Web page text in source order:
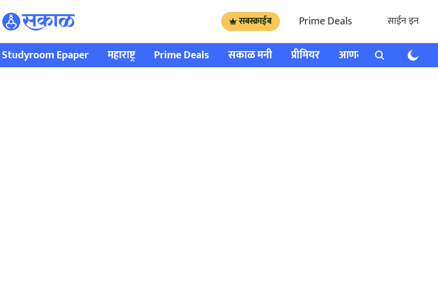
सबस्क्राईब Prime Deals साईन इन
Studyroom Epaper महाराष्ट्र Prime Deals सकाळ मनी प्रीमियर आणखी राशी भविष्य